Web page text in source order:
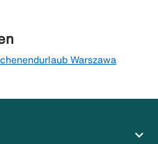
Warszawa
expand_more